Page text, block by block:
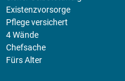
Existenz­vorsorge
Pflege versichert
4 Wände
Chefsache
Fürs Alter